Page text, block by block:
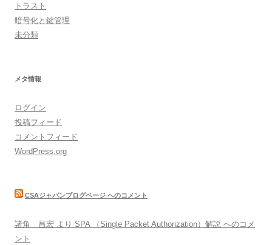
トラスト
暗号化と鍵管理
未分類
メタ情報
ログイン
投稿フィード
コメントフィード
WordPress.org
CSAジャパンブログページ へのコメント
諸角 昌宏 より SPA （Single Packet Authorization）解説 へのコメ
ント